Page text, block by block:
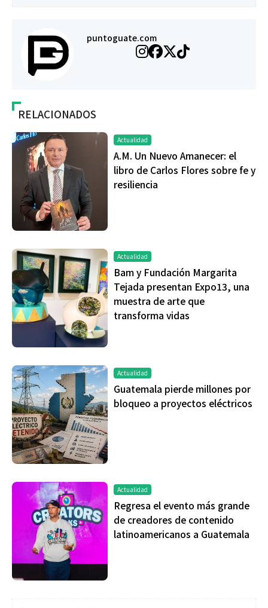
puntoguate.com
RELACIONADOS
Actualidad
A.M. Un Nuevo Amanecer: el
libro de Carlos Flores sobre fe y
resiliencia
Actualidad
Bam y Fundación Margarita
Tejada presentan Expo13, una
muestra de arte que
transforma vidas
Actualidad
Guatemala pierde millones por
bloqueo a proyectos eléctricos
Actualidad
Regresa el evento más grande
de creadores de contenido
latinoamericanos a Guatemala